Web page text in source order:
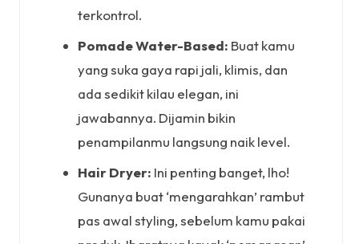
terkontrol.
Pomade Water-Based: Buat kamu
yang suka gaya rapi jali, klimis, dan
ada sedikit kilau elegan, ini
jawabannya. Dijamin bikin
penampilanmu langsung naik level.
Hair Dryer: Ini penting banget, lho!
Gunanya buat ‘mengarahkan’ rambut
pas awal styling, sebelum kamu pakai